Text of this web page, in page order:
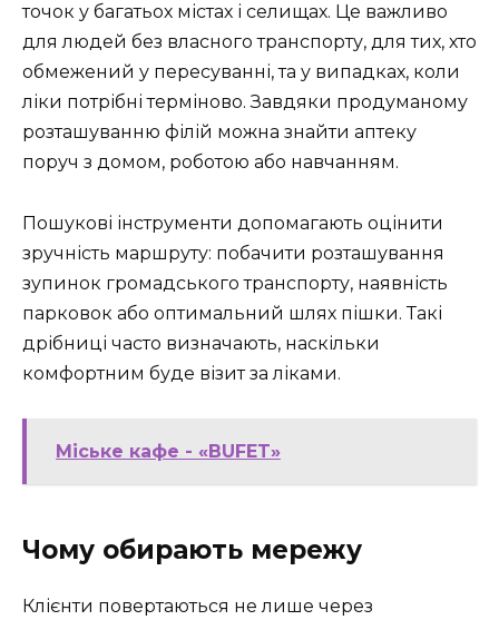
точок у багатьох містах і селищах. Це важливо
для людей без власного транспорту, для тих, хто
обмежений у пересуванні, та у випадках, коли
ліки потрібні терміново. Завдяки продуманому
розташуванню філій можна знайти аптеку
поруч з домом, роботою або навчанням.
Пошукові інструменти допомагають оцінити
зручність маршруту: побачити розташування
зупинок громадського транспорту, наявність
парковок або оптимальний шлях пішки. Такі
дрібниці часто визначають, наскільки
комфортним буде візит за ліками.
Міське кафе - «BUFET»
Чому обирають мережу
Клієнти повертаються не лише через